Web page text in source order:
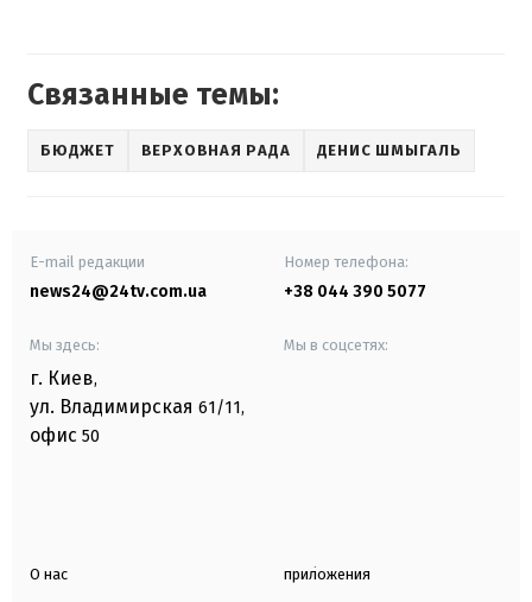
Связанные темы:
БЮДЖЕТ ВЕРХОВНАЯ РАДА ДЕНИС ШМЫГАЛЬ
E-mail редакции
news24@24tv.com.ua
Номер телефона:
+38 044 390 5077
Мы здесь:
г. Киев,
ул. Владимирская 61/11,
офис 50
Мы в соцсетях:
О нас приложения